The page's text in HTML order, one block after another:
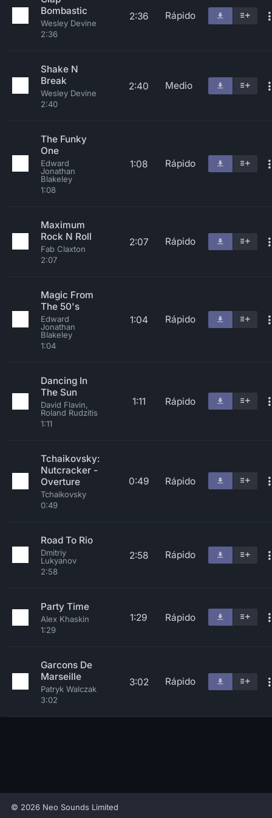
Bombastic
Wesley Devine
2:36
2:36 Rápido
Shake N
Break
Wesley Devine
2:40
2:40 Medio
The Funky
One
Edward
Jonathan
Blakeley
1:08
1:08 Rápido
Maximum
Rock N Roll
Fab Claxton
2:07
2:07 Rápido
Magic From
The 50's
Edward
Jonathan
Blakeley
1:04
1:04 Rápido
Dancing In
The Sun
David Flavin,
Roland Rudzitis
1:11
1:11 Rápido
Tchaikovsky:
Nutcracker -
Overture
Tchaikovsky
0:49
0:49 Rápido
Road To Rio
Dmitriy
Lukyanov
2:58
2:58 Rápido
Party Time
Alex Khaskin
1:29
1:29 Rápido
Garcons De
Marseille
Patryk Walczak
3:02
3:02 Rápido
© 2026 Neo Sounds Limited